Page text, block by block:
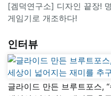
[겜덕연구소] 디자인 끝장!
게임기로 개조하다!
인터뷰
글라이드 만든 브루트포스,